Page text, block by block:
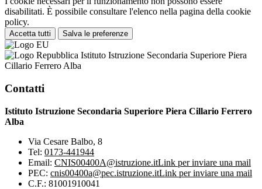
disabilitati. È possibile consultare l'elenco nella pagina della cookie
policy.
Accetta tutti Salva le preferenze
Istituto Istruzione Secondaria Superiore Piera
Cillario Ferrero Alba
Contatti
Istituto Istruzione Secondaria Superiore Piera Cillario Ferrero
Alba
Via Cesare Balbo, 8
Tel: 0173-441944
Email: CNIS00400A@istruzione.itLink per inviare una mail
PEC: cnis00400a@pec.istruzione.itLink per inviare una mail
C.F.: 81001910041